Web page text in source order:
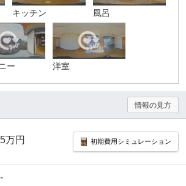
キッチン 風呂
ー 洋室
情報の見方
5万円 初期費用シミュレーション
-